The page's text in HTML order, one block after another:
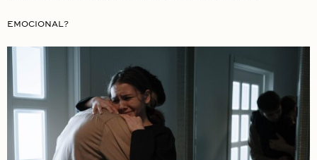
EMOCIONAL?